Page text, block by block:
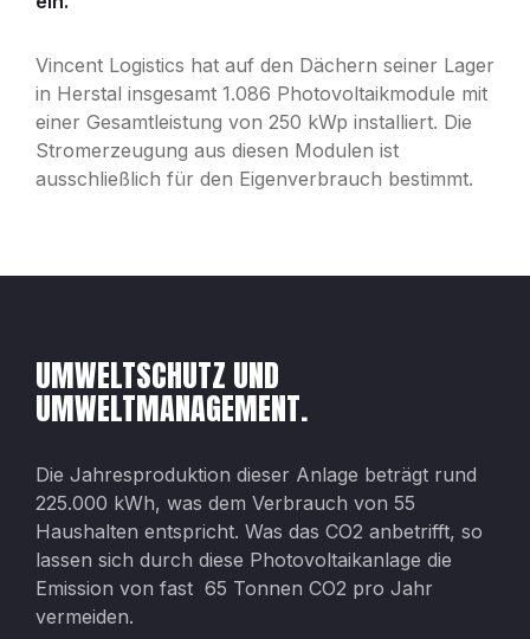
Vincent Logistics hat auf den Dächern seiner Lager
in Herstal insgesamt 1.086 Photovoltaikmodule mit
einer Gesamtleistung von 250 kWp installiert. Die
Stromerzeugung aus diesen Modulen ist
ausschließlich für den Eigenverbrauch bestimmt.
UMWELTSCHUTZ UND
UMWELTMANAGEMENT.
Die Jahresproduktion dieser Anlage beträgt rund
225.000 kWh, was dem Verbrauch von 55
Haushalten entspricht. Was das CO2 anbetrifft, so
lassen sich durch diese Photovoltaikanlage die
Emission von fast 65 Tonnen CO2 pro Jahr
vermeiden.